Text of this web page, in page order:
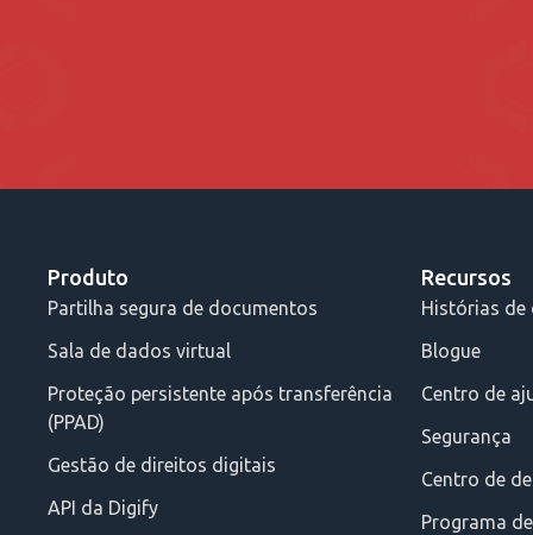
Produto
Partilha segura de documentos
Sala de dados virtual
Proteção persistente após transferência
(PPAD)
Gestão de direitos digitais
API da Digify
Recursos
Histórias de
Blogue
Centro de
Segurança
Centro de
Programa